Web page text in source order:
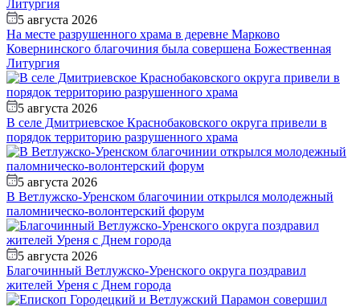
5 августа 2026
На месте разрушенного храма в деревне Марково
Ковернинского благочиния была совершена Божественная
Литургия
5 августа 2026
В селе Дмитриевское Краснобаковского округа привели в
порядок территорию разрушенного храма
5 августа 2026
В Ветлужско-Уренском благочинии открылся молодежный
паломническо-волонтерский форум
5 августа 2026
Благочинный Ветлужско-Уренского округа поздравил
жителей Уреня с Днем города